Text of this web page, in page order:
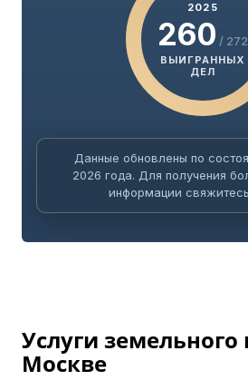
2025
260 / 272
ВЫИГРАННЫХ
ДЕЛ
Данные обновлены по
2026 года. Для получения
информации
Услуги
Москве